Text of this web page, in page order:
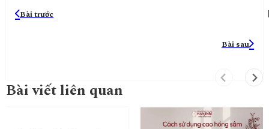
Bài trước
Bài sau
Bài viết liên quan